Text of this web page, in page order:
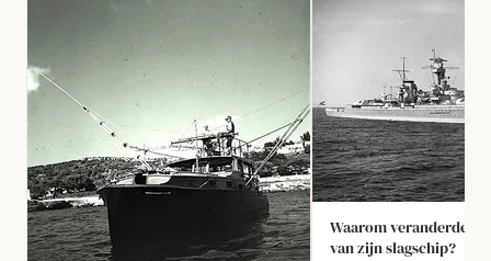
Waarom veranderde
van zijn slagschip?